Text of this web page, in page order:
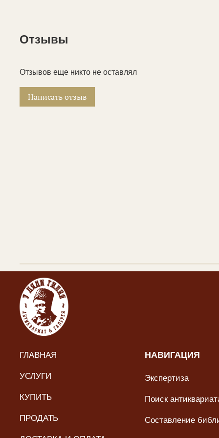
Отзывы
Отзывов еще никто не оставлял
Написать отзыв
ГЛАВНАЯ
УСЛУГИ
КУПИТЬ
ПРОДАТЬ
НАВИГАЦИЯ
Экспертиза
Поиск
Составление